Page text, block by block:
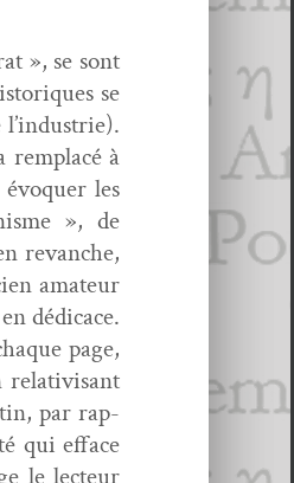
», se sont
se
rem­placé à
les
», de
revanche,
ama­teur
dédi­cace.
page,
rel­a­tivisant
par rap­
qui efface
le lecteur